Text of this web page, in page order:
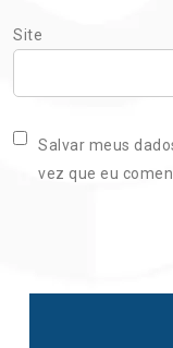
Site
Salvar meus
vez que eu